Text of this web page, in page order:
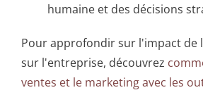
humaine et des décisions
Pour approfondir sur l'impact de
sur l'entreprise, découvrez
ventes et le marketing avec les